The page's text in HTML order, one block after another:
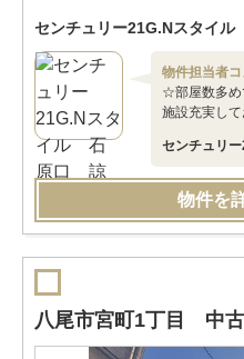
センチュリー21G.Nスタイル
物件担当者コ
☆部屋数多め
施設充実し
センチュリ
物件を
八尾市宮町1丁目 中